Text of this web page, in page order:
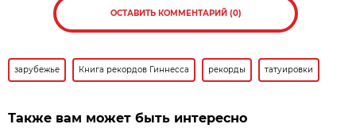
ОСТАВИТЬ КОММЕНТАРИЙ (0)
зарубежье Книга рекордов Гиннесса рекорды татуировки
Также вам может быть интересно